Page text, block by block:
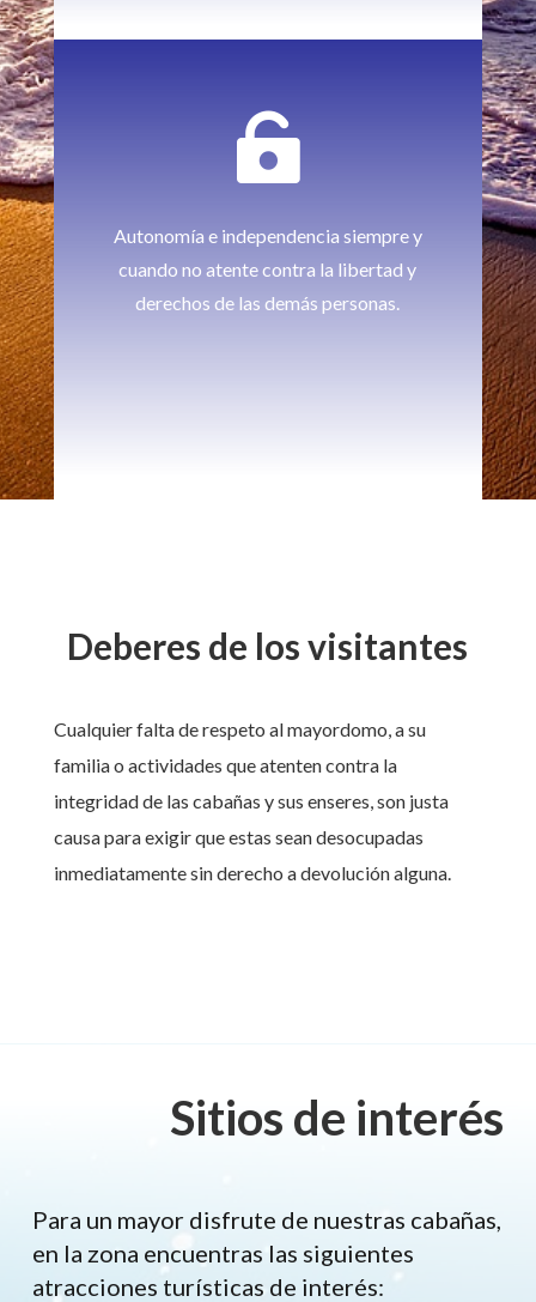

Autonomía e independencia siempre y
cuando no atente contra la libertad y
derechos de las demás personas.
Deberes de los visitantes
Cualquier falta de respeto al mayordomo, a su
familia o actividades que atenten contra la
integridad de las cabañas y sus enseres, son justa
causa para exigir que estas sean desocupadas
inmediatamente sin derecho a devolución alguna.
Sitios de interés
Para un mayor disfrute de nuestras cabañas,
en la zona encuentras las siguientes
atracciones turísticas de interés: